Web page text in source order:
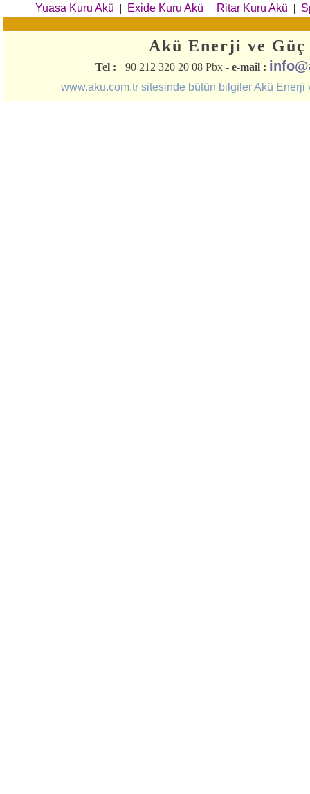
Yuasa Kuru Akü | Exide Kuru Akü | Ritar Kuru Akü |
Akü Enerji ve
Tel : +90 212 320 20 08 Pbx - e-mail :
www.aku.com.tr sitesinde bütün bilgiler Akü